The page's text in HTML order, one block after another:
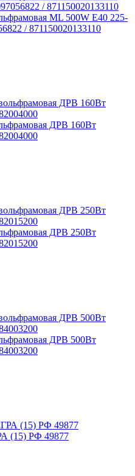
ML 500W E40 225-
/ 871150020133110
ДРВ 160Вт
ДРВ 250Вт
ДРВ 500Вт
(15) РФ 49877